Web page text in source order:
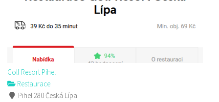
Golf Resort Pihel
Restaurace
Pihel 280 Česká Lípa